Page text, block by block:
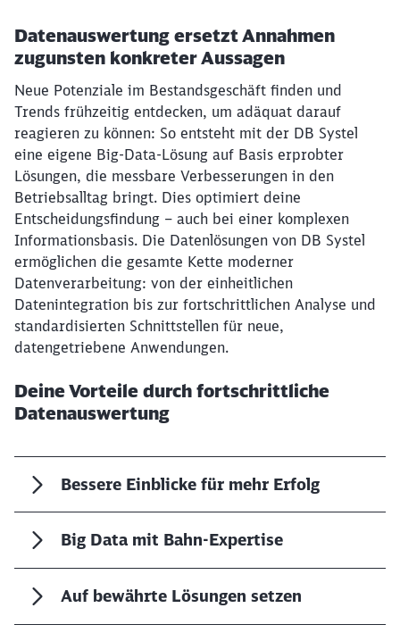
Datenauswertung ersetzt Annahmen
zugunsten konkreter Aussagen
Neue Potenziale im Bestandsgeschäft finden und
Trends frühzeitig entdecken, um adäquat darauf
reagieren zu können: So entsteht mit der DB Systel
eine eigene Big-Data-Lösung auf Basis erprobter
Lösungen, die messbare Verbesserungen in den
Betriebsalltag bringt. Dies optimiert deine
Entscheidungsfindung – auch bei einer komplexen
Informationsbasis. Die Datenlösungen von DB Systel
ermöglichen die gesamte Kette moderner
Datenverarbeitung: von der einheitlichen
Datenintegration bis zur fortschrittlichen Analyse und
standardisierten Schnittstellen für neue,
datengetriebene Anwendungen.
Deine Vorteile durch fortschrittliche
Datenauswertung
Bessere Einblicke für mehr Erfolg
Big Data mit Bahn-Expertise
Auf bewährte Lösungen setzen
Möchten Sie zuweitergeleitet